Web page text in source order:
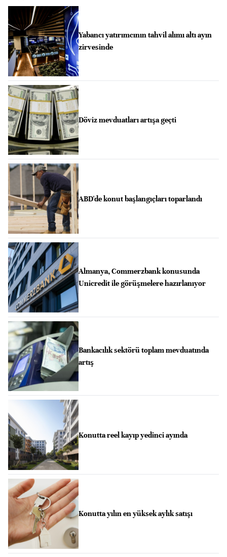
Yabancı yatırımcının tahvil alımı altı ayın
zirvesinde
Döviz mevduatları artışa geçti
ABD'de konut başlangıçları toparlandı
Almanya, Commerzbank konusunda
Unicredit ile görüşmelere hazırlanıyor
Bankacılık sektörü toplam mevduatında
artış
Konutta reel kayıp yedinci ayında
Konutta yılın en yüksek aylık satışı